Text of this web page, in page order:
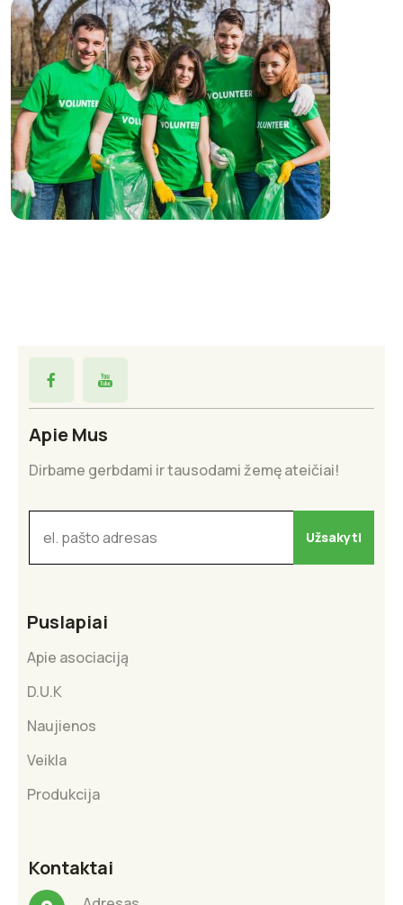
Apie Mus
Dirbame gerbdami ir tausodami žemę ateičiai!
Puslapiai
Apie asociaciją
D.U.K
Naujienos
Veikla
Produkcija
Kontaktai